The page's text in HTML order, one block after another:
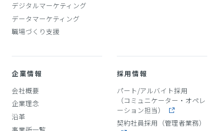
デジタルマーケティング
データマーケティング
職場づくり支援
企業情報
会社概要
企業理念
沿革
採用情報
パート/アルバイト採用
（コミュニケーター・オペレ
ーション担当）
契約社員採用（管理者業務）